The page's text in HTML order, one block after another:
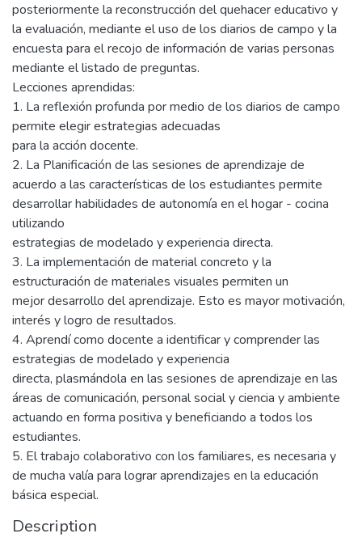
posteriormente la reconstrucción del quehacer educativo y
la evaluación, mediante el uso de los diarios de campo y la
encuesta para el recojo de información de varias personas
mediante el listado de preguntas.
Lecciones aprendidas:
1. La reflexión profunda por medio de los diarios de campo
permite elegir estrategias adecuadas
para la acción docente.
2. La Planificación de las sesiones de aprendizaje de
acuerdo a las características de los estudiantes permite
desarrollar habilidades de autonomía en el hogar - cocina
utilizando
estrategias de modelado y experiencia directa.
3. La implementación de material concreto y la
estructuración de materiales visuales permiten un
mejor desarrollo del aprendizaje. Esto es mayor motivación,
interés y logro de resultados.
4. Aprendí como docente a identificar y comprender las
estrategias de modelado y experiencia
directa, plasmándola en las sesiones de aprendizaje en las
áreas de comunicación, personal social y ciencia y ambiente
actuando en forma positiva y beneficiando a todos los
estudiantes.
5. El trabajo colaborativo con los familiares, es necesaria y
de mucha valía para lograr aprendizajes en la educación
básica especial.
Description